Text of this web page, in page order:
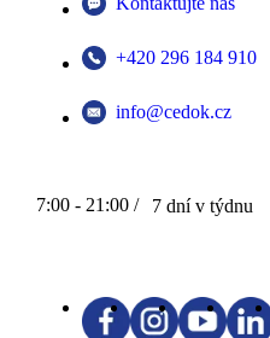
+420 296 184 910
info@cedok.cz
7:00 - 21:00 / 7 dní v týdnu